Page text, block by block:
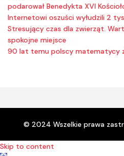
podarował Benedykta XVI
Internetowi oszuści wyłudzili 2
Stresujący czas dla zwierząt.
spokojne miejsce
90 lat temu polscy matematycy
© 2024 Wszelkie prawa
Skip to content